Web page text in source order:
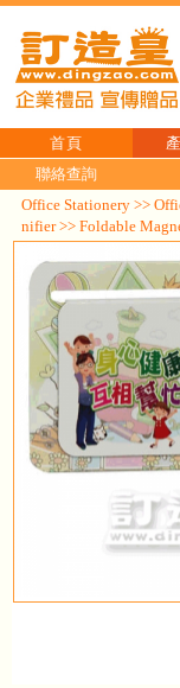
首頁
聯絡查詢
Office Stationery >>
nifier>> Foldable